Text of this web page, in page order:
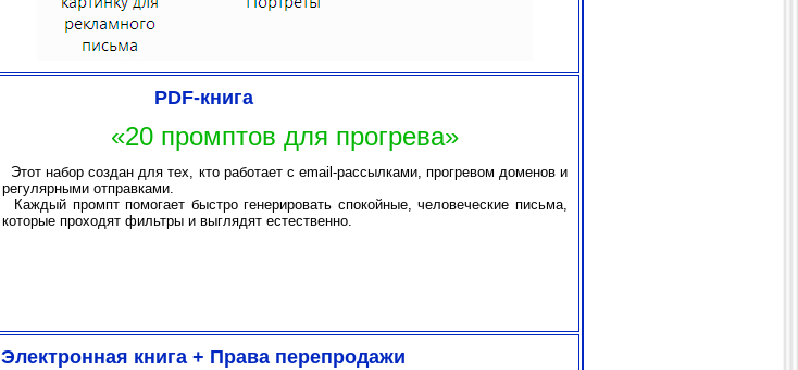
PDF-книга
«20 промптов для прогрева»
Этот набор создан для тех, кто работает с email-рассылками, прогревом доменов и
регулярными отправками.
Каждый промпт помогает быстро генерировать спокойные, человеческие письма,
которые проходят фильтры и выглядят естественно.
Электронная книга + Права перепродажи